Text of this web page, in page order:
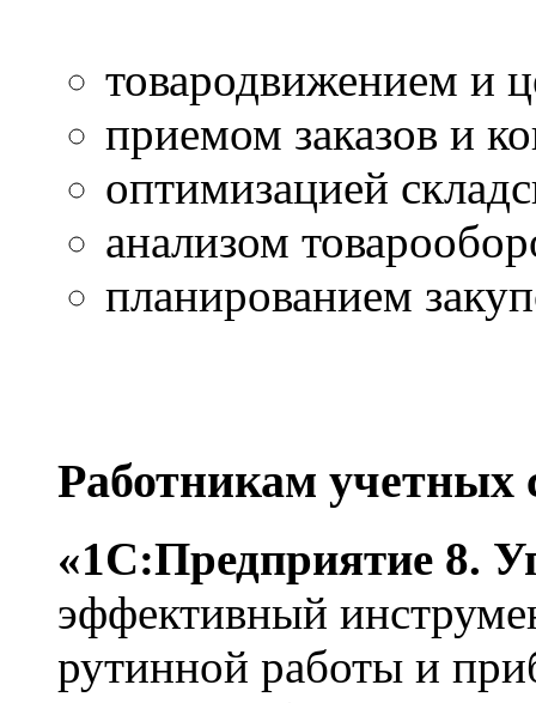
товародвижением и
приемом заказов и
оптимизацией
анализом
планированием
Работникам учетных
«1С:Предприятие 8.
эффективный
рутинной работы и